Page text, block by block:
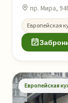
пр. Мира,
Европейская
Европейская